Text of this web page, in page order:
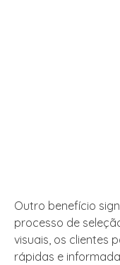
Outro benefício
processo de
visuais, os clientes
rápidas e